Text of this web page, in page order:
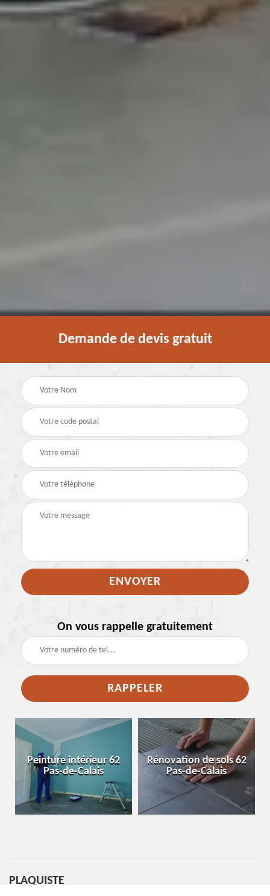
Demande de devis gratuit
On vous rappelle gratuitement
Peinture intérieur 62
Pas-de-Calais
Rénovation de sols 62
Pas-de-Calais
PLAQUISTE